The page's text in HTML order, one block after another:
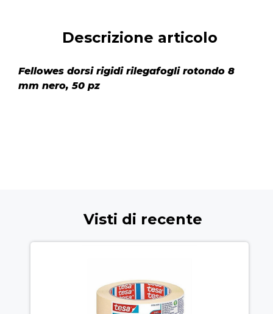
Descrizione articolo
Fellowes dorsi rigidi rilegafogli rotondo 8
mm nero, 50 pz
Visti di recente